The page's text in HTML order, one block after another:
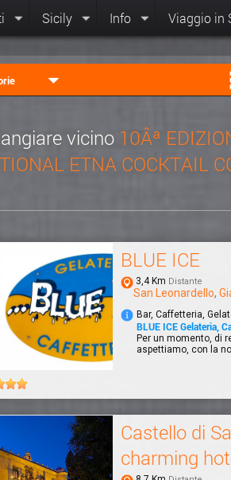
Sicily Info Viaggio in
vicino 10Âª
ETNA COCKTAIL
BLUE ICE
3,4 Km Distante
San Leonardello,
Bar, Caffetteria,
BLUE ICE Gelateria,
Per un momento, di
aspettiamo, con la
Castello di
charming